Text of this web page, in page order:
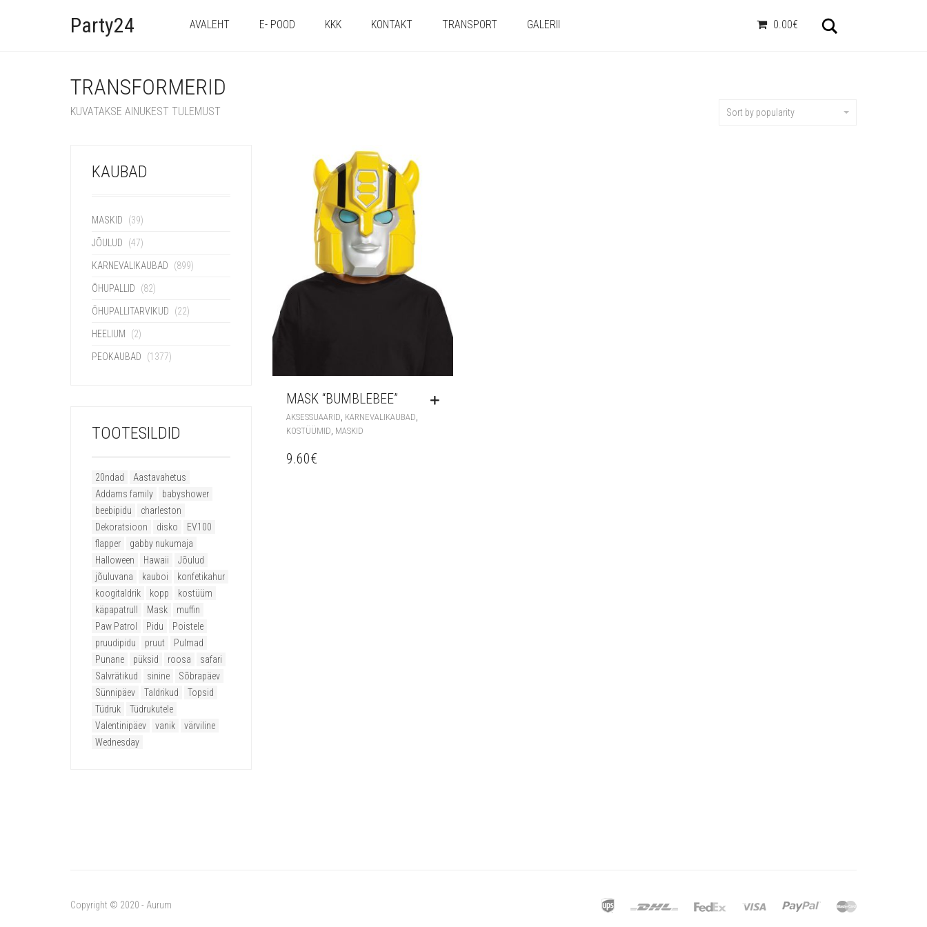
Party24 AVALEHT E- POOD KKK KONTAKT TRANSPORT GALERII 0.00€
TRANSFORMERID
KUVATAKSE AINUKEST TULEMUST Sort by popularity
KAUBAD
MASKID (39)
JÕULUD (47)
KARNEVALIKAUBAD (899)
ÕHUPALLID (82)
ÕHUPALLITARVIKUD (22)
HEELIUM (2)
PEOKAUBAD (1377)
TOOTESILDID
20ndad
Aastavahetus
Addams family
babyshower
beebipidu
charleston
Dekoratsioon
disko
EV100
flapper
gabby nukumaja
Halloween
Hawaii
Jõulud
jõuluvana
kauboi
konfetikahur
koogitaldrik
kopp
kostüüm
käpapatrull
Mask
muffin
Paw Patrol
Pidu
Poistele
pruudipidu
pruut
Pulmad
Punane
püksid roosa
safari
Salvrätikud
sinine
Sõbrapäev
Sünnipäev
Taldrikud
Topsid
Tüdruk
Tüdrukutele
Valentinipäev
vanik
värviline
Wednesday
MASK “BUMBLEBEE”
AKSESSUAARID KARNEVALIKAUBAD
KOSTÜÜMID MASKID
9.60€
Copyright © 2020 - Aurum